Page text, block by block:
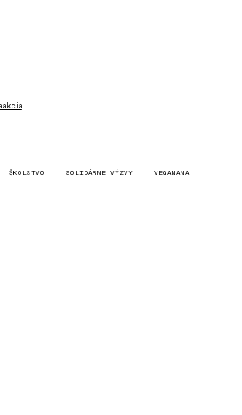
ŠKOLSTVO SOLIDÁRNE VÝZVY VEGANANA